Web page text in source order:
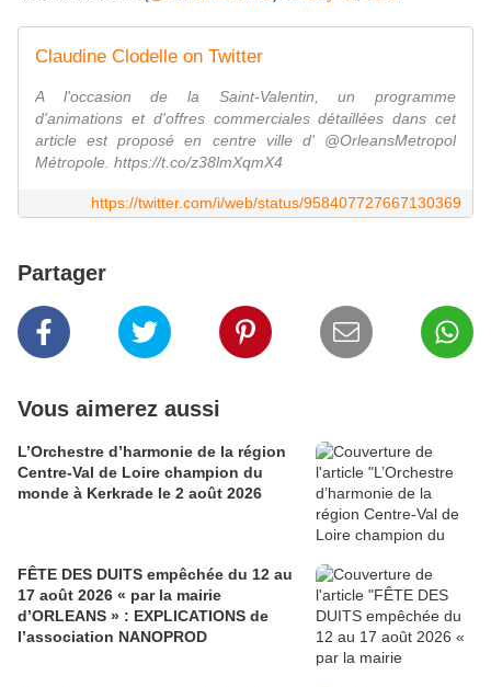
Claudine Clodelle on Twitter
A l'occasion de la Saint-Valentin, un programme
d'animations et d'offres commerciales détaillées dans cet
article est proposé en centre ville d' @OrleansMetropol
Métropole. https://t.co/z38lmXqmX4
https://twitter.com/i/web/status/958407727667130369
Partager
Vous aimerez aussi
L’Orchestre d’harmonie de la région
Centre-Val de Loire champion du
monde à Kerkrade le 2 août 2026
FÊTE DES DUITS empêchée du 12 au
17 août 2026 « par la mairie
d’ORLEANS » : EXPLICATIONS de
l’association NANOPROD